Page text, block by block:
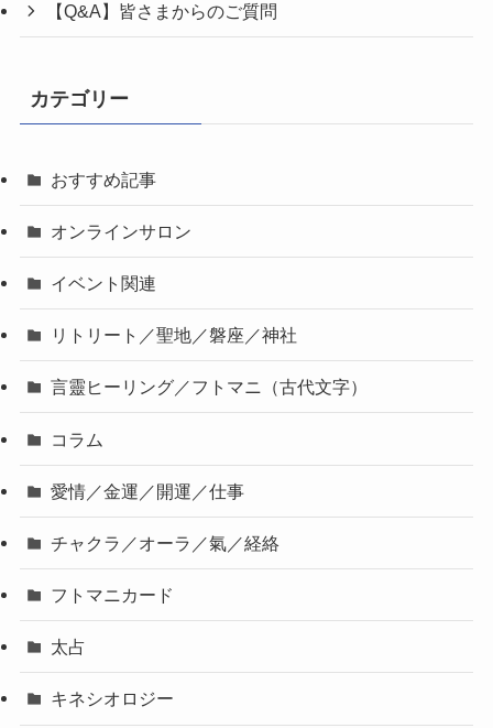
【Q&A】皆さまからのご質問
カテゴリー
おすすめ記事
オンラインサロン
イベント関連
リトリート／聖地／磐座／神社
言靈ヒーリング／フトマニ（古代文字）
コラム
愛情／金運／開運／仕事
チャクラ／オーラ／氣／経絡
フトマニカード
太占
キネシオロジー